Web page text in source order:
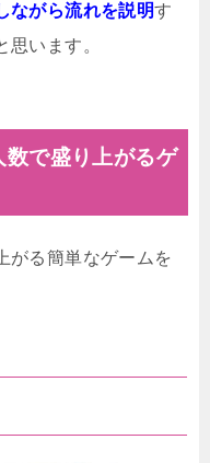
ながら流れを説明す
います。
で盛り上がるゲ
がる簡単なゲームを